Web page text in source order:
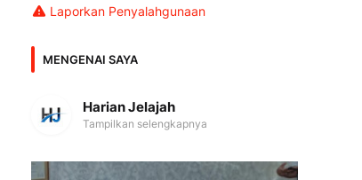
Laporkan Penyalahgunaan
MENGENAI SAYA
Harian Jelajah
Tampilkan selengkapnya